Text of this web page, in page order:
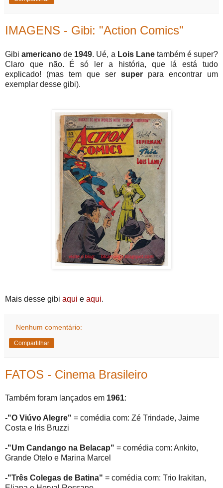
IMAGENS - Gibi: "Action Comics"
Gibiamericano de 1949. Ué, a Lois Lane também é super?
Claro que não. É só ler a história, que lá está tudo
explicado! (mas tem que ser super para encontrar um
exemplar desse gibi).
Mais desse gibi aqui e aqui.
Nenhum comentário:
Compartilhar
FATOS - Cinema Brasileiro
Também foram lançados em 1961:
-"O Viúvo Alegre" = comédia com: Zé Trindade, Jaime
Costa e Iris Bruzzi
-"Um Candango na Belacap" = comédia com: Ankito,
Grande Otelo e Marina Marcel
-"Três Colegas de Batina" = comédia com: Trio Irakitan,